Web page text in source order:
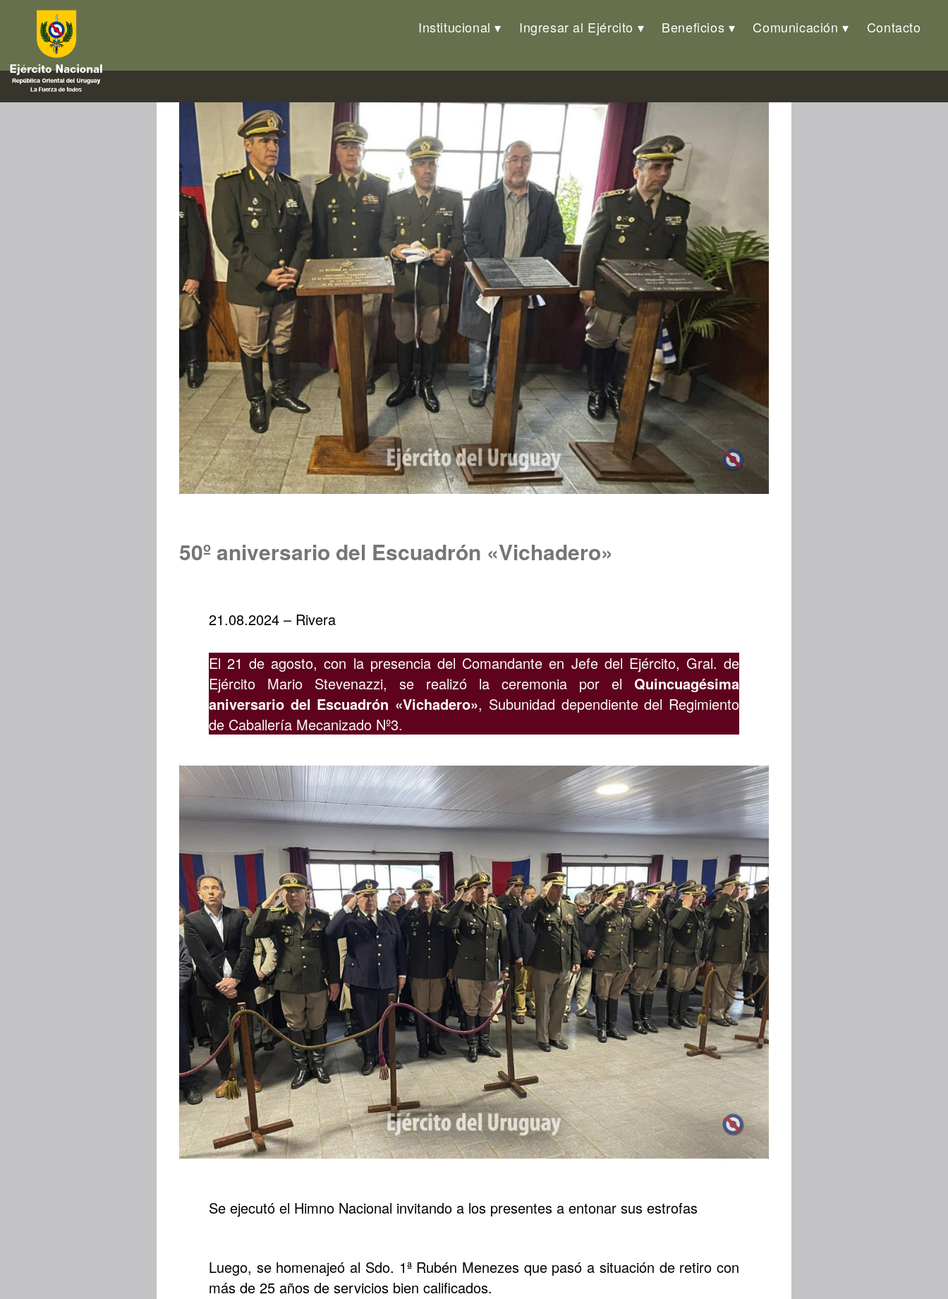
Institucional Ingresar al Ejército Beneficios Comunicación Contacto
50º aniversario del Escuadrón «Vichadero»
21.08.2024 – Rivera
El 21 de agosto, con la presencia del Comandante en Jefe del Ejército, Gral. de
Ejército Mario Stevenazzi, se realizó la ceremonia por elQuincuagésima
aniversario del Escuadrón «Vichadero», Subunidad dependiente del Regimiento
de Caballería Mecanizado Nº3.
Se ejecutó el Himno Nacional invitando a los presentes a entonar sus estrofas
Luego, se homenajeó al Sdo. 1ª Rubén Menezes que pasó a situación de retiro con
más de 25 años de servicios bien calificados.